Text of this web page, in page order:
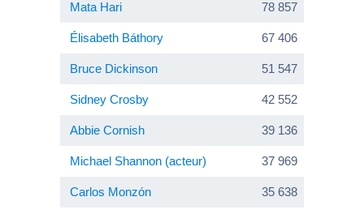
Mata Hari 78 857
Élisabeth Báthory 67 406
Bruce Dickinson 51 547
Sidney Crosby 42 552
Abbie Cornish 39 136
Michael Shannon (acteur) 37 969
Carlos Monzón 35 638